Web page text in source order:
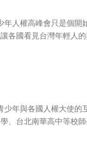
人權高峰會只是個開
各國看見台灣年輕人的
年與各國人權大使的
、台北南華高中等校